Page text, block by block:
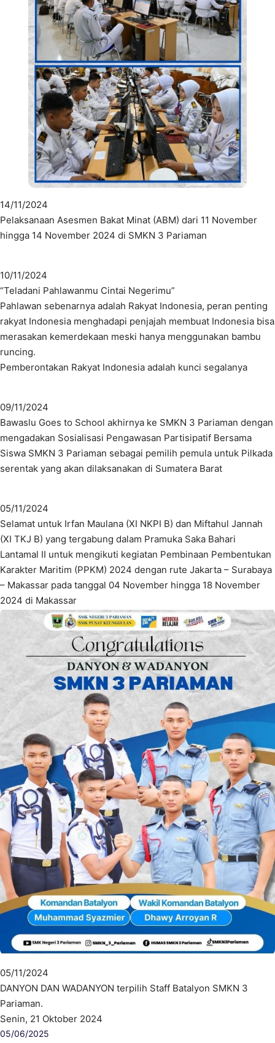
14/11/2024
Pelaksanaan Asesmen Bakat Minat (ABM) dari 11 November
hingga 14 November 2024 di SMKN 3 Pariaman
10/11/2024
“Teladani Pahlawanmu Cintai Negerimu”
Pahlawan sebenarnya adalah Rakyat Indonesia, peran penting
rakyat Indonesia menghadapi penjajah membuat Indonesia bisa
merasakan kemerdekaan meski hanya menggunakan bambu
runcing.
Pemberontakan Rakyat Indonesia adalah kunci segalanya
09/11/2024
Bawaslu Goes to School akhirnya ke SMKN 3 Pariaman dengan
mengadakan Sosialisasi Pengawasan Partisipatif Bersama
Siswa SMKN 3 Pariaman sebagai pemilih pemula untuk Pilkada
serentak yang akan dilaksanakan di Sumatera Barat
05/11/2024
Selamat untuk Irfan Maulana (XI NKPI B) dan Miftahul Jannah
(XI TKJ B) yang tergabung dalam Pramuka Saka Bahari
Lantamal II untuk mengikuti kegiatan Pembinaan Pembentukan
Karakter Maritim (PPKM) 2024 dengan rute Jakarta – Surabaya
– Makassar pada tanggal 04 November hingga 18 November
2024 di Makassar
05/11/2024
DANYON DAN WADANYON terpilih Staff Batalyon SMKN 3
Pariaman.
Senin, 21 Oktober 2024
05/06/2025